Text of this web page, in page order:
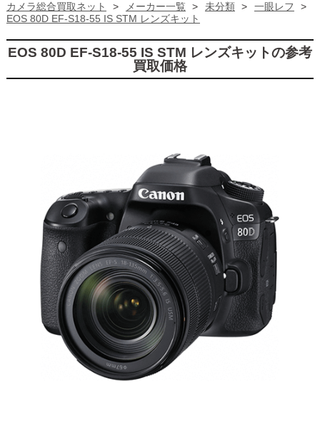
カメラ総合買取ネット > メーカー一覧 > 未分類 > 一眼レフ
>
EOS 80D EF-S18-55 IS STM レンズキット
EOS 80D EF-S18-55 IS STM レンズキットの参考
買取価格